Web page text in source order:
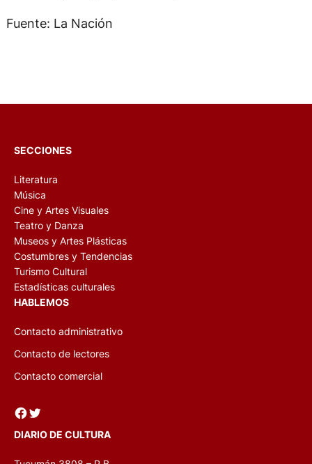
Fuente: La Nación
SECCIONES
Literatura
Música
Cine y Artes Visuales
Teatro y Danza
Museos y Artes Plásticas
Costumbres y Tendencias
Turismo Cultural
Estadísticas culturales
HABLEMOS
Contacto administrativo
Contacto de lectores
Contacto comercial
Facebook Twitter
DIARIO DE CULTURA